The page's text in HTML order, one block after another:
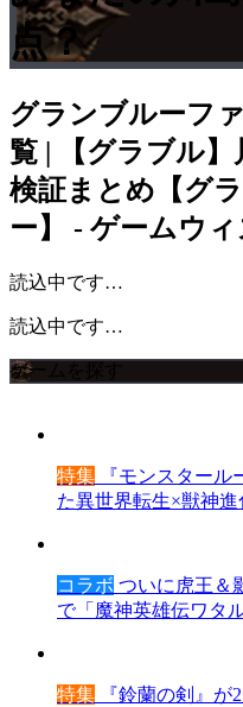
点？
グランブルーフ
覧 | 【グラブル
検証まとめ【グ
ー】 - ゲームウ
読込中です…
読込中です…
ゲームを探す
特集 『モンスタール
た異世界転生×獣神進
コラボ ついに虎王＆
で「魔神英雄伝ワタ
特集 『鈴蘭の剣』が